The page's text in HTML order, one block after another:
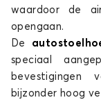
waardoor de
opengaan.
De
speciaal
bevestigingen
bijzonder hoog